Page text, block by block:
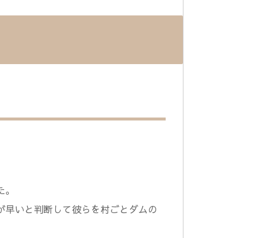
いと判断して彼らを村ごとダムの